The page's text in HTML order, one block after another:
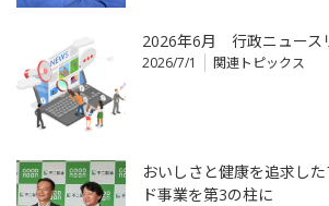
2026年6月 行政ニュース
2026/7/1 関連トピックス
おいしさと健康を追求し
ド事業を第3の柱に